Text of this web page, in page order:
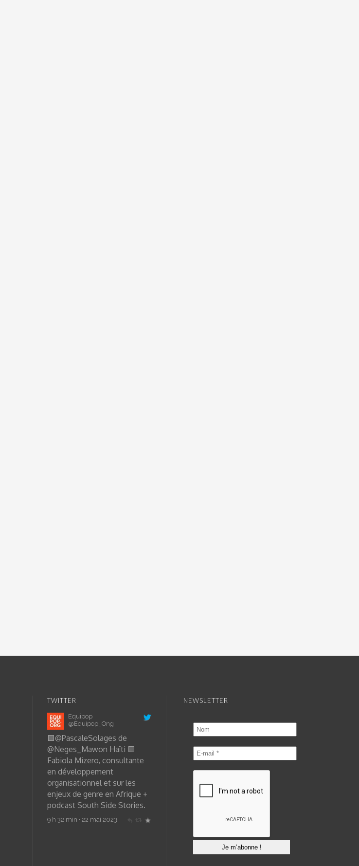
TWITTER
Equipop
@Equipop_Ong
🟩@PascaleSolages de
@Neges_Mawon Haïti 🟩
Fabiola Mizero, consultante
en développement
organisationnel et sur les
enjeux de genre en Afrique +
podcast South Side Stories.
9 h 32 min · 22 mai 2023
NEWSLETTER